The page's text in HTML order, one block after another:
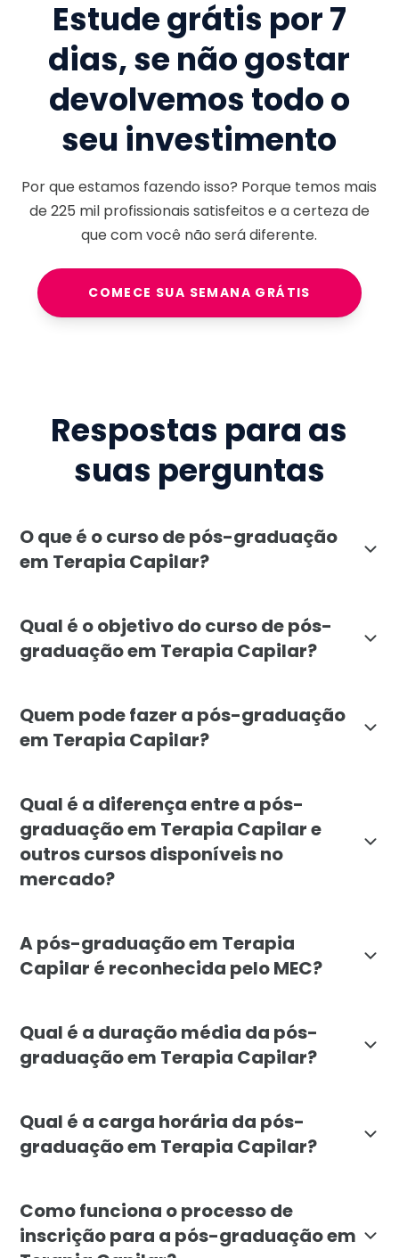
Estude grátis por 7
dias, se não gostar
devolvemos todo o
seu investimento
Por que estamos fazendo isso? Porque temos mais
de225 milprofissionais satisfeitos e a certeza de
que com você não será diferente.
COMECE SUA SEMANA GRÁTIS
Respostas para as
suas perguntas
O que é o curso de pós-graduação
em Terapia Capilar?
Qual é o objetivo do curso de pós-
graduação em Terapia Capilar?
Quem pode fazer a pós-graduação
em Terapia Capilar?
Qual é a diferença entre a pós-
graduação em Terapia Capilar e
outros cursos disponíveis no
mercado?
A pós-graduação em Terapia
Capilar é reconhecida pelo MEC?
Qual é a duração média da pós-
graduação em Terapia Capilar?
Qual é a carga horária da pós-
graduação em Terapia Capilar?
Como funciona o processo de
inscrição para a pós-graduação em